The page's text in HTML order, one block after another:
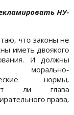
НУ-
что законы не
иметь двоякого
И должны
морально-
нормы,
ли глава
права,